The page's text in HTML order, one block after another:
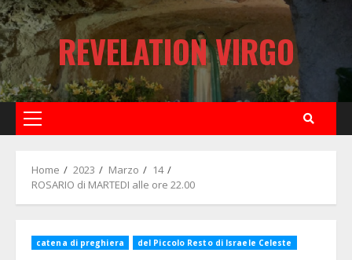
Skip
to
content
REVELATION VIRGO
Primary
Home 2023 Marzo
14
ROSARIO di MARTEDI alle ore 22.00
catena di preghiera del Piccolo Resto di Israele Celeste